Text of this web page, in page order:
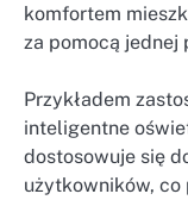
komfortem
za pomocą jednej
Przykładem
inteligentne
dostosowuje się
użytkowników, co